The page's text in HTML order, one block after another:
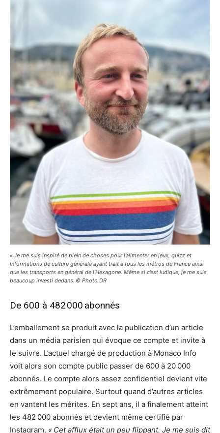
« Je me suis inspiré de plein de choses pour l’alimenter en jeux, quizz et
informations de culture générale ayant trait à tous les métros de France ainsi
que les transports en général de l’Hexagone. Même si c’est ludique, je me suis
beaucoup investi dedans. © Photo DR
De 600 à 482 000 abonnés
L’emballement se produit avec la publication d’un article
dans un média parisien qui évoque ce compte et invite à
le suivre. L’actuel chargé de production à Monaco Info
voit alors son compte public passer de 600 à 20 000
abonnés. Le compte alors assez confidentiel devient vite
extrêmement populaire. Surtout quand d’autres articles
en vantent les mérites. En sept ans, il a finalement atteint
les 482 000 abonnés et devient même certifié par
Instagram. « Cet afflux était un peu flippant. Je me suis dit